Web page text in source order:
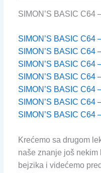
SIMON’S BASIC C64
SIMON’S BASIC C64
SIMON’S BASIC C64
SIMON’S BASIC C64
SIMON’S BASIC C64
SIMON’S BASIC C64
SIMON’S BASIC C64
SIMON’S BASIC C64
Krećemo sa drugom
naše znanje još
bejzika i videćemo